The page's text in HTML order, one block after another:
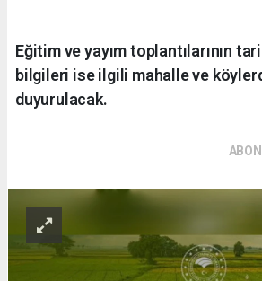
Eğitim ve yayım toplantılarının
bilgileri ise ilgili mahalle ve
duyurulacak.